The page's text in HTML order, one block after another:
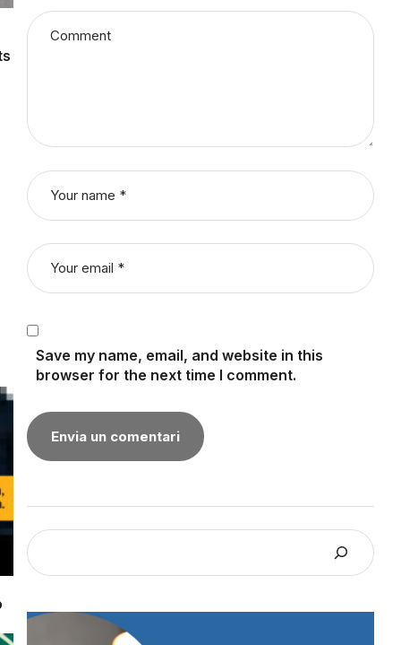
Save my name, email, and website in this
browser for the next time I comment.